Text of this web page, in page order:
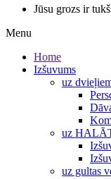
Jūsu grozs ir
Menu
Home
Izšuvums
uz
uz
uz gultas